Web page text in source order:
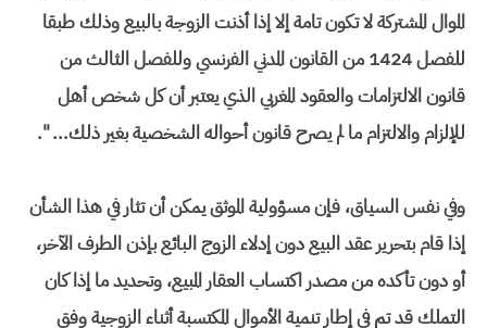
الموال المشتركة لا تكون تامة إلا إذا أذنت الزوجة بالبيع وذلك طبقا
للفصل 1424 من القانون المدني الفرنسي وللفصل الثالث من
قانون الالتزامات والعقود المغربي الذي يعتبر أن كل شخص أهل
للإلزام والالتزام ما لم يصرح قانون أحواله الشخصية بغير ذلك... ".
وفي نفس السياق، فإن مسؤولية الموثق يمكن أن تثار في هذا الشأن
إذا قام بتحرير عقد البيع دون إدلاء الزوج البائع بإذن الطرف الآخر،
أو دون تأكده من مصدر اكتساب العقار المبيع، وتحديد ما إذا كان
التملك قد تم في إطار تنمية الأموال المكتسبة أثناء الزوجية وفق